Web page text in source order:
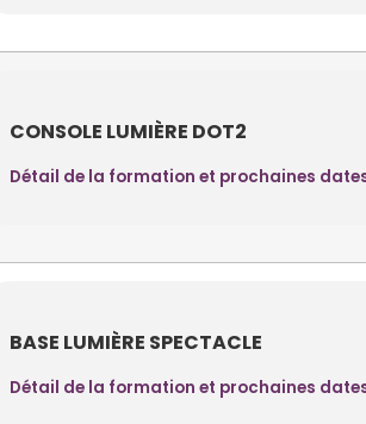
CONSOLE LUMIÈRE DOT2
Détail de la formation et prochaines
BASE LUMIÈRE SPECTACLE
Détail de la formation et prochaines